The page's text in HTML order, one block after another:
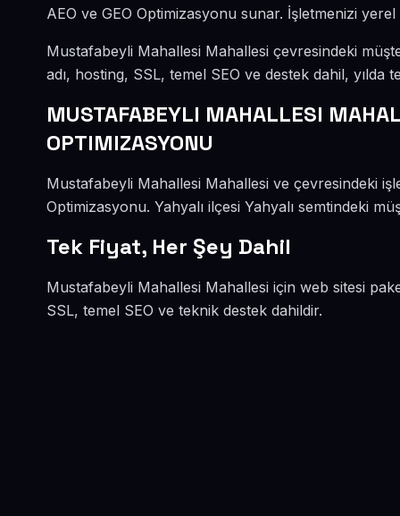
AEO ve GEO Optimizasyonu sunar. İşletmenizi
Mustafabeyli Mahallesi Mahallesi çevresindeki
adı, hosting, SSL, temel SEO ve destek dahil, yılda
MUSTAFABEYLI MAHALLESI
OPTIMIZASYONU
Mustafabeyli Mahallesi Mahallesi ve çevresindeki
Optimizasyonu. Yahyalı ilçesi Yahyalı semtindeki
Tek Fiyat, Her Şey Dahil
Mustafabeyli Mahallesi Mahallesi için web sitesi
SSL, temel SEO ve teknik destek dahildir.